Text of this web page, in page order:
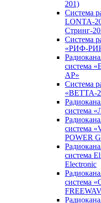
201)
Система
LONTA-
Стринг-
Система
«РИФ-
система
АР»
Система
«ВЕТТА-
система
система
POWER
система
Electronic
система